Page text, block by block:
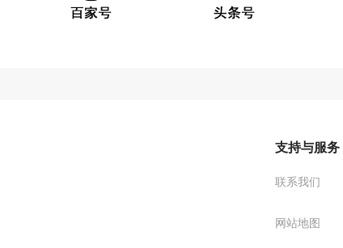
支持与服务
联系我们
网站地图